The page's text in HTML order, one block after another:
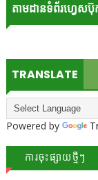
តាមដានទំព័រហ្វេស
TRANSLATE
Powered by
ការចុះផ្សាយថ្មីៗ